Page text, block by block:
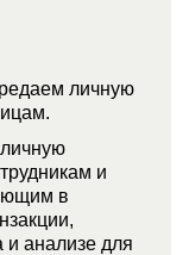
личную
и
в
и анализе для